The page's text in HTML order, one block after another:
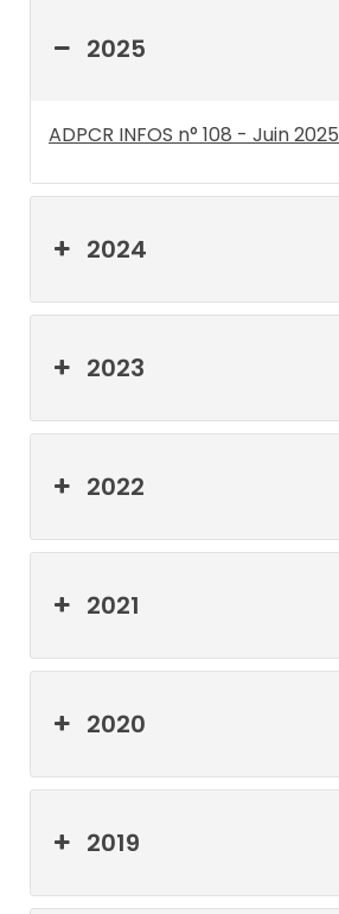
2025
ADPCR INFOS n° 108 - Juin 2025
2024
2023
2022
2021
2020
2019